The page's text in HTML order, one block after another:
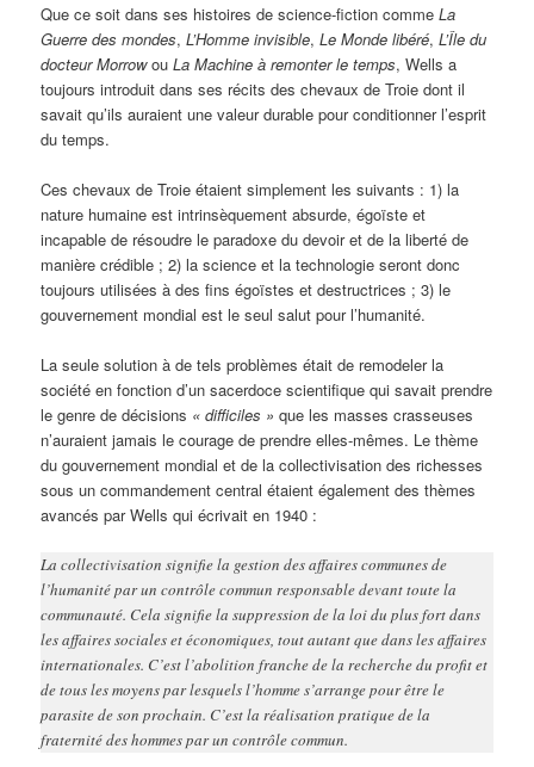
Que ce soit dans ses histoires de science-fiction commeLa
Guerre des mondes,L’Homme invisible,Le Monde libéré,L’Île du
docteur MorrowouLa Machine à remonter le temps, Wells a
toujours introduit dans ses récits des chevaux de Troie dont il
savait qu’ils auraient une valeur durable pour conditionner l’esprit
du temps.
Ces chevaux de Troie étaient simplement les suivants : 1) la
nature humaine est intrinsèquement absurde, égoïste et
incapable de résoudre le paradoxe du devoir et de la liberté de
manière crédible ; 2) la science et la technologie seront donc
toujours utilisées à des fins égoïstes et destructrices ; 3) le
gouvernement mondial est le seul salut pour l’humanité.
La seule solution à de tels problèmes était de remodeler la
société en fonction d’un sacerdoce scientifique qui savait prendre
le genre de décisions « difficiles » que les masses crasseuses
n’auraient jamais le courage de prendre elles-mêmes. Le thème
du gouvernement mondial et de la collectivisation des richesses
sous un commandement central étaient également des thèmes
avancés par Wells qui écrivait en 1940 :
La collectivisation signifie la gestion des affaires communes de
l’humanité par un contrôle commun responsable devant toute la
communauté. Cela signifie la suppression de la loi du plus fort dans
les affaires sociales et économiques, tout autant que dans les affaires
internationales. C’est l’abolition franche de la recherche du profit et
de tous les moyens par lesquels l’homme s’arrange pour être le
parasite de son prochain. C’est la réalisation pratique de la
fraternité des hommes par un contrôle commun.